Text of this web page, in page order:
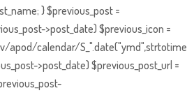
} $previous_post =
>post_date) $previous_icon =
apod/calendar/
>post_date) $previous_post_url =